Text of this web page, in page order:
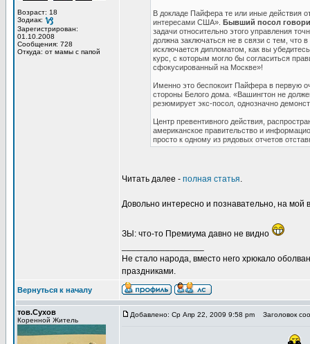
Возраст: 18
Зодиак:
Зарегистрирован:
01.10.2008
Сообщения: 728
Откуда: от мамы с папой
В докладе Пайфера те или иные действия
интересами США». Бывший посол
задачи относительно этого управления
должна заключаться не в связи с тем, что
исключается дипломатом, как вы
курс, с которым могло бы согласиться
сфокусированный на Москве»!
Именно это беспокоит Пайфера в первую
стороны Белого дома. «Вашингтон не
резюмирует экс-посол, однозначно
Центр превентивного действия,
американское правительство и
просто к одному из рядовых отчетов
Читать далее - полная статья.
Довольно интересно и познавательно, на мой
ЗЫ: что-то Премиума давно не видно
Не стало народа, вместо него хрюкало
праздниками.
Вернуться к началу
тов.Сухов
Коренной Житель
Добавлено: Ср Апр 22, 2009 9:58 pm Заголовок